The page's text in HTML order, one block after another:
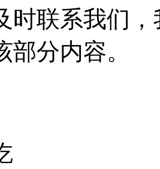
时联系我们
分内容。